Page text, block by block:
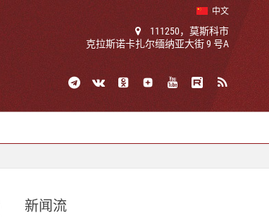
中文
111250，莫斯科市
克拉斯诺卡扎尔缅纳亚大街 9 号A
新闻流